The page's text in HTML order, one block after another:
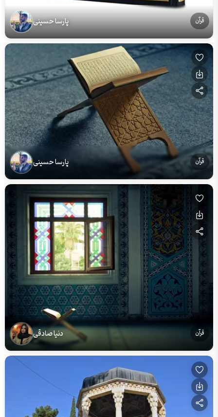
قرآن پارسا حسینی
قرآن پارسا حسینی
قرآن دنیا صادقی